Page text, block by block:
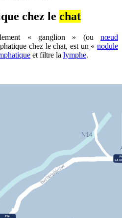
chez le chat
« ganglion » (ou nœud
chez le chat, est un « nodule
et filtre la lymphe.